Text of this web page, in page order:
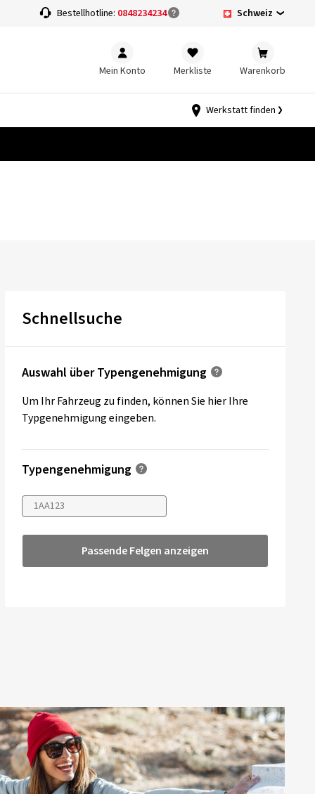
Bestellhotline: 0848234234 Schweiz
Mein Konto Merkliste Warenkorb
Werkstatt finden
Schnellsuche
Auswahl über Typengenehmigung
Um Ihr Fahrzeug zu finden, können Sie hier Ihre
Typgenehmigung eingeben.
Typengenehmigung
Passende Felgen anzeigen